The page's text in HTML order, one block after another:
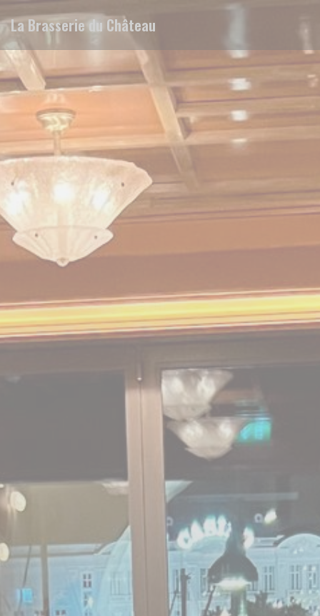
La Brasserie du Château